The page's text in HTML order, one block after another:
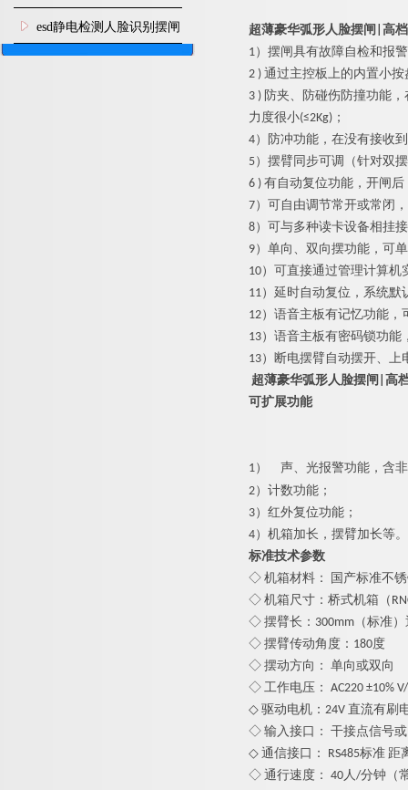
闸机
esd静电检测人脸识别摆闸
安装
超薄豪华弧形人脸摆闸|高
1） 摆闸具有故障自检和报
2 ) 通过主控板上的内置小
3 ) 防夹、防碰伤防撞功能
力度很小(≤2Kg)；
4）防冲功能，在没有接收
5）摆臂同步可调（针对双
6 ) 有自动复位功能，开闸
7）可自由调节常开或常闭
8）可与多种读卡设备相挂
9）单向、双向摆功能，可
10）可直接通过管理计算机
11）延时自动复位，系统默
12）语音主板有记忆功能，
13）语音主板有密码锁功
13）断电摆臂自动摆开、
超薄豪华弧形人脸摆闸|高
可扩展功能
1）
声、光报警功能，含
2）计数功能；
3）红外复位功能；
4）机箱加长，摆臂加长等。
标准技术参数
◇ 机箱材料： 国产标准不
◇ 机箱尺寸：桥式机箱（
◇ 摆臂长： 300mm（标准）
◇ 摆臂传动角度：180度
◇ 摆动方向： 单向或双向
◇ 工作电压： AC220 ±10% V/
◇ 驱动电机：24V 直流有刷
◇ 输入接口： 干接点信号或
◇ 通信接口： RS485标准 距
◇ 通行速度： 40人/分钟（